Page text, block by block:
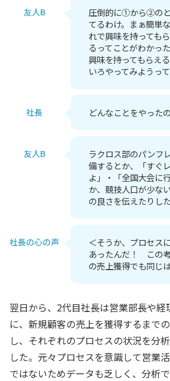
友人B
圧倒的に①から②の
てるわけ。まぁ簡単
れで興味を持っても
るってことがわかっ
興味を持ってもらえ
いろやってみようっ
社長 どんなことをやった
友人B
ラクロス部のパンフ
備するとか、「すぐ
よ」・「全国大会に
か、競技人口が少な
の良さを伝えたりし
社長の心の声
＜そうか、プロセス
あったんだ！ この
の売上獲得でも同じ
翌日から、2代目社長は営業部長や
に、新規顧客の売上を獲得するまで
し、それぞれのプロセスの状況を分
した。元々プロセスを意識して営業
ではないためデータも乏しく、分析